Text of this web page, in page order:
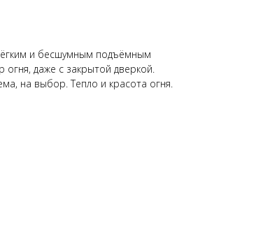
и бесшумным подъёмным
даже с закрытой дверкой.
на выбор. Тепло и красота огня.